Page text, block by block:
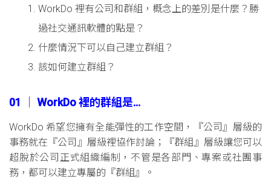
WorkDo 裡有公司和群組，概念上的差別是什麼？勝
過社交通訊軟體的點是？
什麼情況下可以自己建立群組？
該如何建立群組？
01 │ WorkDo 裡的群組是…
WorkDo 希望您擁有全能彈性的工作空間，『公司』層級的
事務就在『公司』層級裡協作討論；『群組』層級讓您可以
超脫於公司正式組織編制，不管是各部門、專案或社團事
務，都可以建立專屬的『群組』。